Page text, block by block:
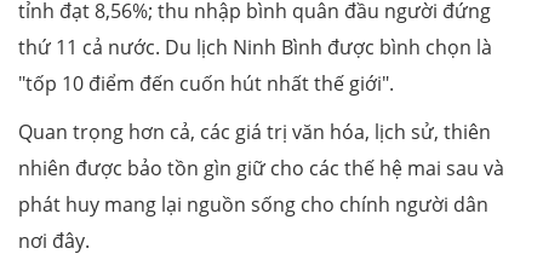
tỉnh đạt 8,56%; thu nhập bình quân đầu người đứng
thứ 11 cả nước. Du lịch Ninh Bình được bình chọn là
"tốp 10 điểm đến cuốn hút nhất thế giới".
Quan trọng hơn cả, các giá trị văn hóa, lịch sử, thiên
nhiên được bảo tồn gìn giữ cho các thế hệ mai sau và
phát huy mang lại nguồn sống cho chính người dân
nơi đây.